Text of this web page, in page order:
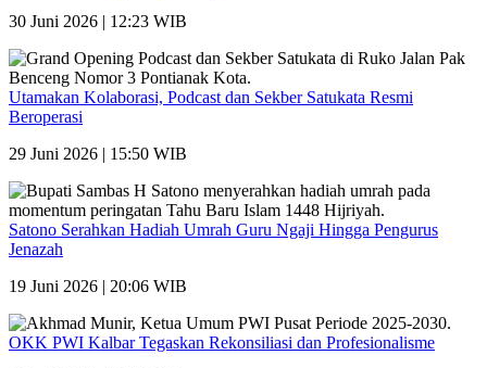
30 Juni 2026 | 12:23 WIB
Utamakan Kolaborasi, Podcast dan Sekber Satukata Resmi
Beroperasi
29 Juni 2026 | 15:50 WIB
Satono Serahkan Hadiah Umrah Guru Ngaji Hingga Pengurus
Jenazah
19 Juni 2026 | 20:06 WIB
OKK PWI Kalbar Tegaskan Rekonsiliasi dan Profesionalisme